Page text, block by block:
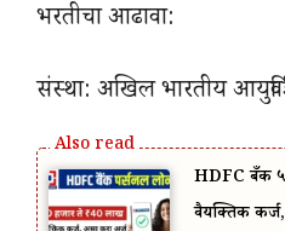
भरतीचा आढावा:
संस्था: अखिल भारतीय
HDFC बँक
वैयक्तिक